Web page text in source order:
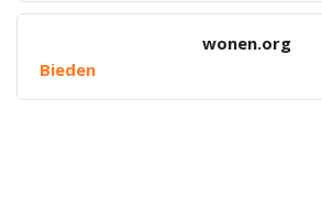
wonen.org
Bieden